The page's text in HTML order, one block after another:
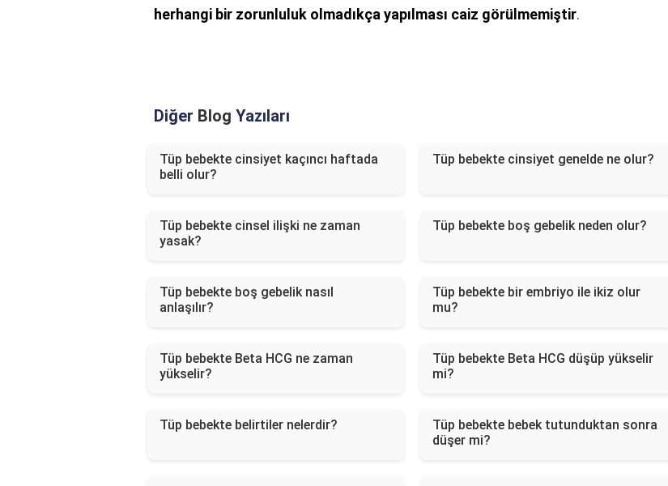
herhangi bir zorunluluk olmadıkça yapılması caiz görülmemiştir.
Diğer Blog Yazıları
Tüp bebekte cinsiyet kaçıncı haftada
belli olur?
Tüp bebekte cinsiyet genelde ne olur?
Tüp bebekte cinsel ilişki ne zaman
yasak?
Tüp bebekte boş gebelik neden olur?
Tüp bebekte boş gebelik nasıl
anlaşılır?
Tüp bebekte bir embriyo ile ikiz olur
mu?
Tüp bebekte Beta HCG ne zaman
yükselir?
Tüp bebekte Beta HCG düşüp yükselir
mi?
Tüp bebekte belirtiler nelerdir?
Tüp bebekte bebek tutunduktan sonra
düşer mi?